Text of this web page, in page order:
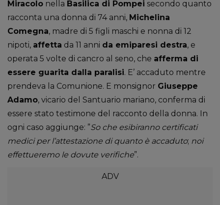
Miracolo nella Basilica di Pompei secondo quanto
racconta una donna di 74 anni, Michelina
Comegna, madre di 5 figli maschi e nonna di 12
nipoti, affetta da 11 anni da emiparesi destra, e
operata 5 volte di cancro al seno, che afferma di
essere guarita dalla paralisi. E’ accaduto mentre
prendeva la Comunione. E monsignor Giuseppe
Adamo, vicario del Santuario mariano, conferma di
essere stato testimone del racconto della donna. In
ogni caso aggiunge: ”So che esibiranno certificati
medici per l’attestazione di quanto è accaduto; noi
effettueremo le dovute verifiche”.